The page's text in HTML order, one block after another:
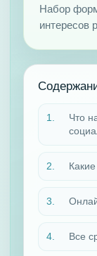
Набор
интересов
Что
Все